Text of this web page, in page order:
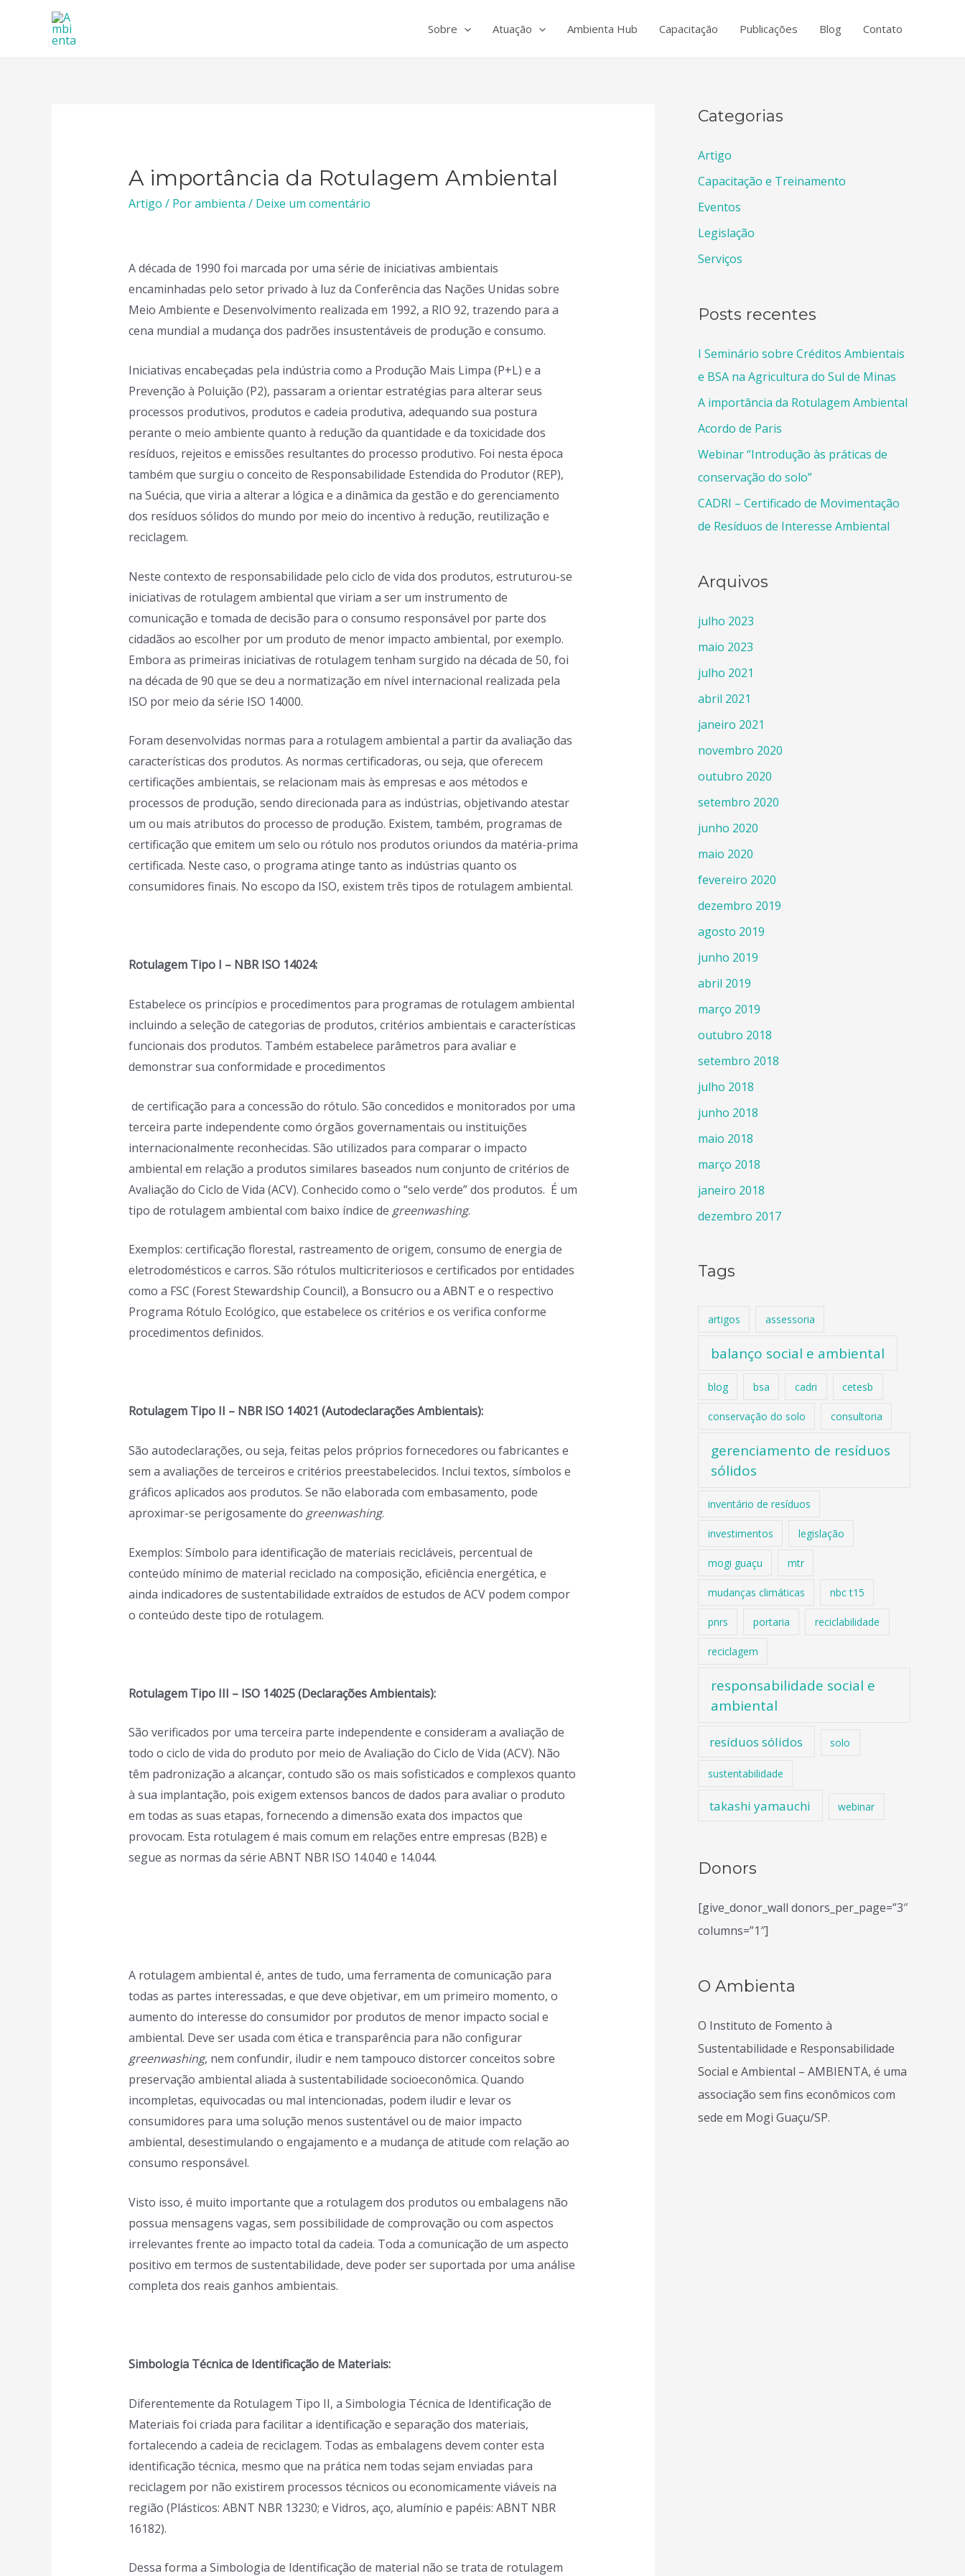
Sobre Atuação Ambienta Hub Capacitação Publicações Blog Contato
A importância da Rotulagem Ambiental
Artigo / Porambienta / Deixe um comentário
A década de 1990 foi marcada por uma série de iniciativas ambientais
encaminhadas pelo setor privado à luz da Conferência das Nações Unidas sobre
Meio Ambiente e Desenvolvimento realizada em 1992, a RIO 92, trazendo para a
cena mundial a mudança dos padrões insustentáveis de produção e consumo.
Iniciativas encabeçadas pela indústria como a Produção Mais Limpa (P+L) e a
Prevenção à Poluição (P2), passaram a orientar estratégias para alterar seus
processos produtivos, produtos e cadeia produtiva, adequando sua postura
perante o meio ambiente quanto à redução da quantidade e da toxicidade dos
resíduos, rejeitos e emissões resultantes do processo produtivo. Foi nesta época
também que surgiu o conceito de Responsabilidade Estendida do Produtor (REP),
na Suécia, que viria a alterar a lógica e a dinâmica da gestão e do gerenciamento
dos resíduos sólidos do mundo por meio do incentivo à redução, reutilização e
reciclagem.
Neste contexto de responsabilidade pelo ciclo de vida dos produtos, estruturou-se
iniciativas de rotulagem ambiental que viriam a ser um instrumento de
comunicação e tomada de decisão para o consumo responsável por parte dos
cidadãos ao escolher por um produto de menor impacto ambiental, por exemplo.
Embora as primeiras iniciativas de rotulagem tenham surgido na década de 50, foi
na década de 90 que se deu a normatização em nível internacional realizada pela
ISO por meio da série ISO 14000.
Foram desenvolvidas normas para a rotulagem ambiental a partir da avaliação das
características dos produtos. As normas certificadoras, ou seja, que oferecem
certificações ambientais, se relacionam mais às empresas e aos métodos e
processos de produção, sendo direcionada para as indústrias, objetivando atestar
um ou mais atributos do processo de produção. Existem, também, programas de
certificação que emitem um selo ou rótulo nos produtos oriundos da matéria-prima
certificada. Neste caso, o programa atinge tanto as indústrias quanto os
consumidores finais. No escopo da ISO, existem três tipos de rotulagem ambiental.
Rotulagem Tipo I – NBR ISO 14024:
Estabelece os princípios e procedimentos para programas de rotulagem ambiental
incluindo a seleção de categorias de produtos, critérios ambientais e características
funcionais dos produtos. Também estabelece parâmetros para avaliar e
demonstrar sua conformidade e procedimentos
de certificação para a concessão do rótulo. São concedidos e monitorados por uma
terceira parte independente como órgãos governamentais ou instituições
internacionalmente reconhecidas. São utilizados para comparar o impacto
ambiental em relação a produtos similares baseados num conjunto de critérios de
Avaliação do Ciclo de Vida (ACV). Conhecido como o “selo verde” dos produtos. É um
tipo de rotulagem ambiental com baixo índice de greenwashing.
Exemplos: certificação florestal, rastreamento de origem, consumo de energia de
eletrodomésticos e carros. São rótulos multicriteriosos e certificados por entidades
como a FSC (Forest Stewardship Council), a Bonsucro ou a ABNT e o respectivo
Programa Rótulo Ecológico, que estabelece os critérios e os verifica conforme
procedimentos definidos.
Rotulagem Tipo II – NBR ISO 14021 (Autodeclarações Ambientais):
São autodeclarações, ou seja, feitas pelos próprios fornecedores ou fabricantes e
sem a avaliações de terceiros e critérios preestabelecidos. Inclui textos, símbolos e
gráficos aplicados aos produtos. Se não elaborada com embasamento, pode
aproximar-se perigosamente do greenwashing.
Exemplos: Símbolo para identificação de materiais recicláveis, percentual de
conteúdo mínimo de material reciclado na composição, eficiência energética, e
ainda indicadores de sustentabilidade extraídos de estudos de ACV podem compor
o conteúdo deste tipo de rotulagem.
Rotulagem Tipo III – ISO 14025 (Declarações Ambientais):
São verificados por uma terceira parte independente e consideram a avaliação de
todo o ciclo de vida do produto por meio de Avaliação do Ciclo de Vida (ACV). Não
têm padronização a alcançar, contudo são os mais sofisticados e complexos quanto
à sua implantação, pois exigem extensos bancos de dados para avaliar o produto
em todas as suas etapas, fornecendo a dimensão exata dos impactos que
provocam. Esta rotulagem é mais comum em relações entre empresas (B2B) e
segue as normas da série ABNT NBR ISO 14.040 e 14.044.
A rotulagem ambiental é, antes de tudo, uma ferramenta de comunicação para
todas as partes interessadas, e que deve objetivar, em um primeiro momento, o
aumento do interesse do consumidor por produtos de menor impacto social e
ambiental. Deve ser usada com ética e transparência para não configurar
greenwashing, nem confundir, iludir e nem tampouco distorcer conceitos sobre
preservação ambiental aliada à sustentabilidade socioeconômica. Quando
incompletas, equivocadas ou mal intencionadas, podem iludir e levar os
consumidores para uma solução menos sustentável ou de maior impacto
ambiental, desestimulando o engajamento e a mudança de atitude com relação ao
consumo responsável.
Visto isso, é muito importante que a rotulagem dos produtos ou embalagens não
possua mensagens vagas, sem possibilidade de comprovação ou com aspectos
irrelevantes frente ao impacto total da cadeia. Toda a comunicação de um aspecto
positivo em termos de sustentabilidade, deve poder ser suportada por uma análise
completa dos reais ganhos ambientais.
Simbologia Técnica de Identificação de Materiais:
Diferentemente da Rotulagem Tipo II, a Simbologia Técnica de Identificação de
Materiais foi criada para facilitar a identificação e separação dos materiais,
fortalecendo a cadeia de reciclagem. Todas as embalagens devem conter esta
identificação técnica, mesmo que na prática nem todas sejam enviadas para
reciclagem por não existirem processos técnicos ou economicamente viáveis na
região (Plásticos: ABNT NBR 13230; e Vidros, aço, alumínio e papéis: ABNT NBR
16182).
Dessa forma a Simbologia de Identificação de material não se trata de rotulagem
Categorias
Artigo
Capacitação e Treinamento
Eventos
Legislação
Serviços
Posts recentes
I Seminário sobre Créditos Ambientais
e BSA na Agricultura do Sul de Minas
A importância da Rotulagem Ambiental
Acordo de Paris
Webinar “Introdução às práticas de
conservação do solo”
CADRI – Certificado de Movimentação
de Resíduos de Interesse Ambiental
Arquivos
julho 2023
maio 2023
julho 2021
abril 2021
janeiro 2021
novembro 2020
outubro 2020
setembro 2020
junho 2020
maio 2020
fevereiro 2020
dezembro 2019
agosto 2019
junho 2019
abril 2019
março 2019
outubro 2018
setembro 2018
julho 2018
junho 2018
maio 2018
março 2018
janeiro 2018
dezembro 2017
Tags
artigos assessoria
balanço social e ambiental
blog bsa cadri cetesb
conservação do solo consultoria
gerenciamento de resíduos
sólidos
inventário de resíduos
investimentos legislação
mogi guaçu mtr
mudanças climáticas nbc t15
pnrs portaria reciclabilidade
reciclagem
responsabilidade social e
ambiental
resíduos sólidos solo
sustentabilidade
takashi yamauchi webinar
Donors
[give_donor_wall donors_per_page=”3″
columns=”1″]
O Ambienta
O Instituto de Fomento à
Sustentabilidade e Responsabilidade
Social e Ambiental – AMBIENTA, é uma
associação sem fins econômicos com
sede em Mogi Guaçu/SP.